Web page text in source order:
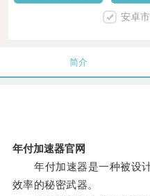
安卓
简介
年付加速器官网
年付加速器是一种被设计
效率的秘密武器。